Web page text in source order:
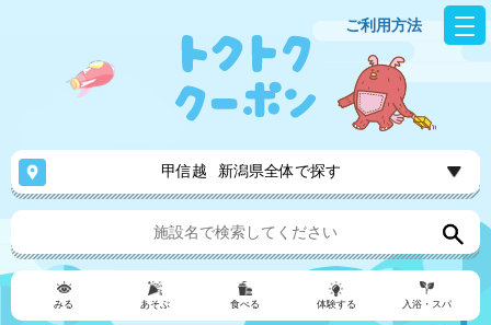
ご利用方法
甲信越 新潟県全体で探す
みる あそぶ 食べる 体験する 入浴・スパ